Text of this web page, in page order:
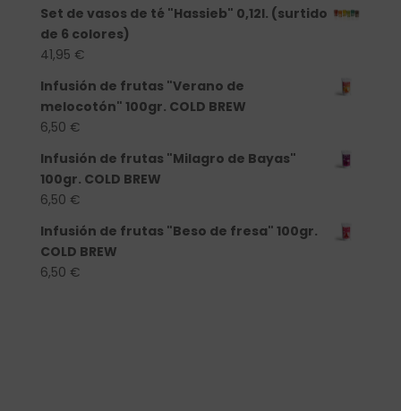
Set de vasos de té "Hassieb" 0,12l. (surtido
de 6 colores)
41,95 €
Infusión de frutas "Verano de
melocotón" 100gr. COLD BREW
6,50 €
Infusión de frutas "Milagro de Bayas"
100gr. COLD BREW
6,50 €
Infusión de frutas "Beso de fresa" 100gr.
COLD BREW
6,50 €